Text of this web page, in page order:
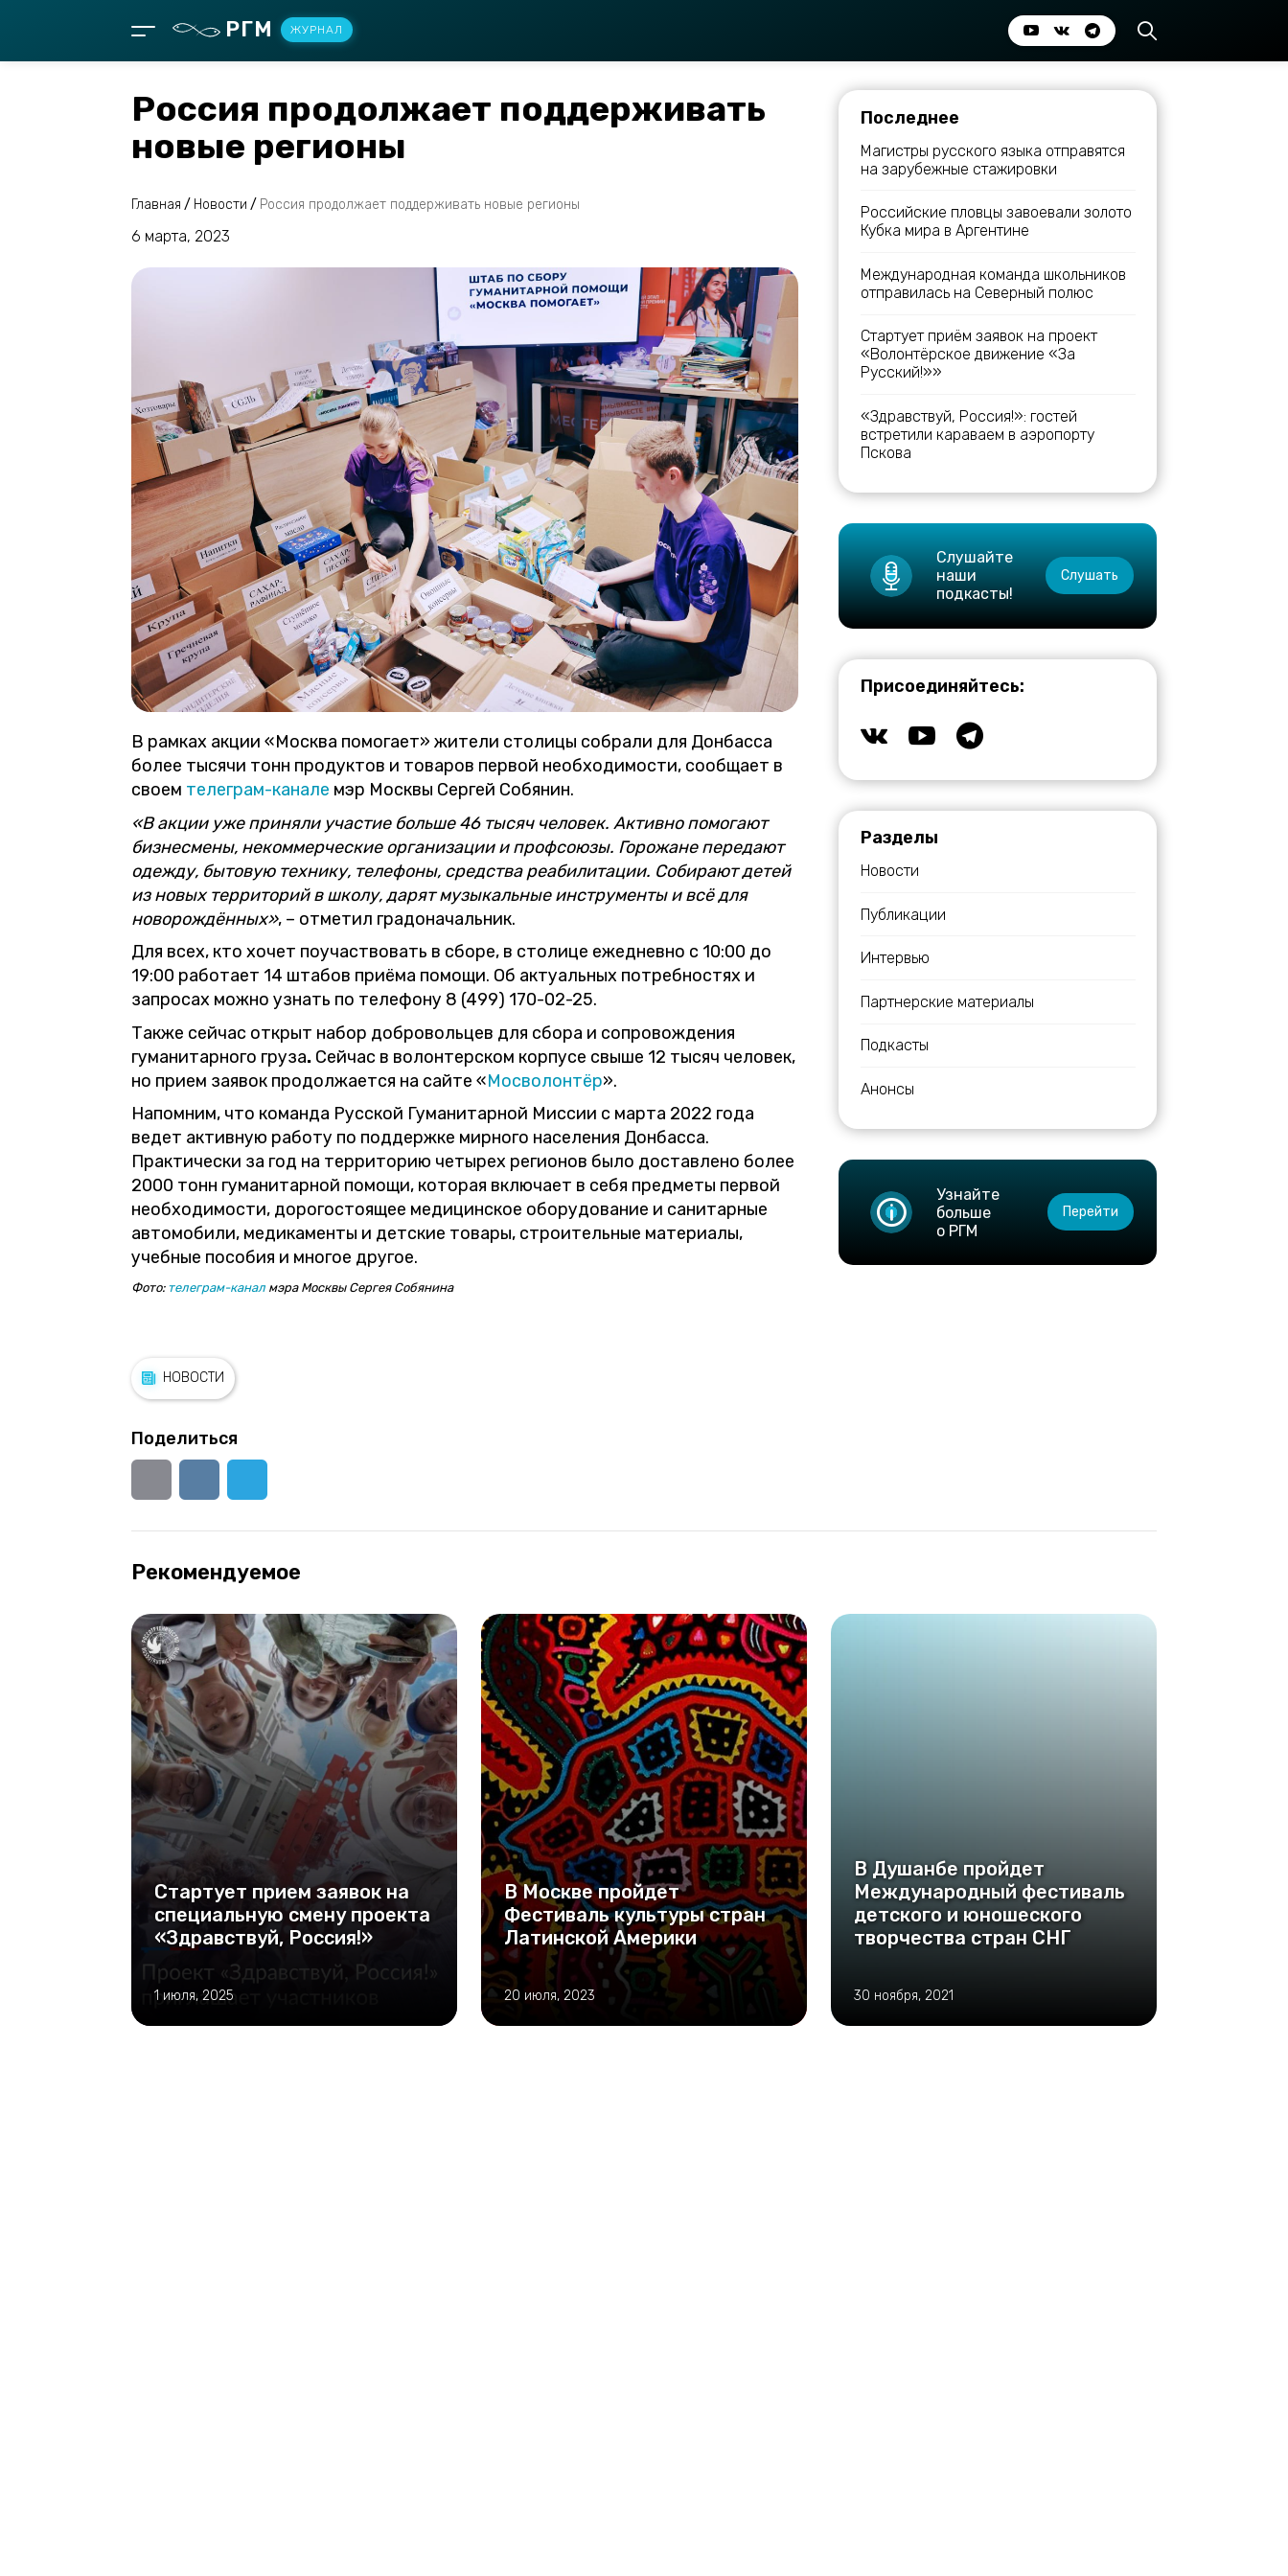
РГМ ЖУРНАЛ
Россия продолжает поддерживать
новые регионы
Главная / Новости / Россия продолжает поддерживать новые регионы
6 марта, 2023
В рамках акции «Москва помогает» жители столицы собрали для Донбасса
более тысячи тонн продуктов и товаров первой необходимости, сообщает в
своем телеграм-канале мэр Москвы Сергей Собянин.
«В акции уже приняли участие больше 46 тысяч человек. Активно помогают
бизнесмены, некоммерческие организации и профсоюзы. Горожане передают
одежду, бытовую технику, телефоны, средства реабилитации. Собирают детей
из новых территорий в школу, дарят музыкальные инструменты и всё для
новорождённых», – отметил градоначальник.
Для всех, кто хочет поучаствовать в сборе, в столице ежедневно с 10:00 до
19:00 работает 14 штабов приёма помощи. Об актуальных потребностях и
запросах можно узнать по телефону 8 (499) 170-02-25.
Также сейчас открыт набор добровольцев для сбора и сопровождения
гуманитарного груза. Сейчас в волонтерском корпусе свыше 12 тысяч человек,
но прием заявок продолжается на сайте «Мосволонтёр».
Напомним, что команда Русской Гуманитарной Миссии с марта 2022 года
ведет активную работу по поддержке мирного населения Донбасса.
Практически за год на территорию четырех регионов было доставлено более
2000 тонн гуманитарной помощи, которая включает в себя предметы первой
необходимости, дорогостоящее медицинское оборудование и санитарные
автомобили, медикаменты и детские товары, строительные материалы,
учебные пособия и многое другое.
Фото: телеграм-каналмэра Москвы Сергея Собянина
НОВОСТИ
Поделиться
Последнее
Магистры русского языка отправятся
на зарубежные стажировки
Российские пловцы завоевали золото
Кубка мира в Аргентине
Международная команда школьников
отправилась на Северный полюс
Стартует приём заявок на проект
«Волонтёрское движение «За
Русский!»»
«Здравствуй, Россия!»: гостей
встретили караваем в аэропорту
Пскова
Слушайте
наши
подкасты!
Слушать
Присоединяйтесь:
Разделы
Новости
Публикации
Интервью
Партнерские материалы
Подкасты
Анонсы
Узнайте
больше
о РГМ
Перейти
Рекомендуемое
Стартует прием заявок на
специальную смену проекта
«Здравствуй, Россия!»
1 июля, 2025
В Москве пройдет
Фестиваль культуры стран
Латинской Америки
20 июля, 2023
В Душанбе пройдет
Международный фестиваль
детского и юношеского
творчества стран СНГ
30 ноября, 2021